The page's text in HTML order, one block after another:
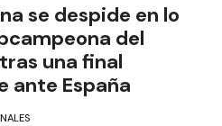
se despide en lo
del
una final
ante España